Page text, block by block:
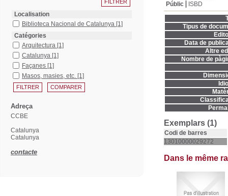
Públic
ISBD
Tipus de
Data de
Altre
Nombre de
Exemplars (1)
Codi de barres
13010000029272
Dans le même
Localisation
Biblioteca Nacional de Catalunya [1]
Catégories
Arquitectura [1]
Catalunya [1]
Façanes [1]
Masos, masies, etc. [1]
Adreça
CCBE
Catalunya
Catalunya
contacte